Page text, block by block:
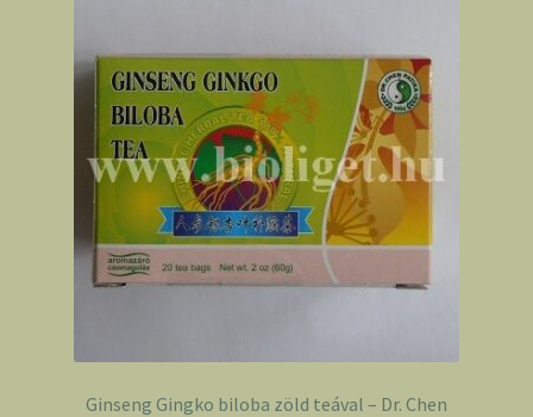
Ginseng Gingko biloba zöld teával – Dr. Chen